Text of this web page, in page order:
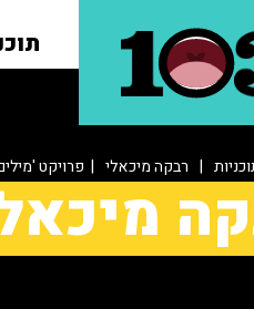
| רבקה מיכאלי | פרויקט